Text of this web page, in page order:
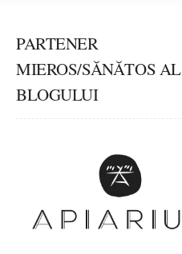
PARTENER
MIEROS/SĂNĂTOS AL
BLOGULUI